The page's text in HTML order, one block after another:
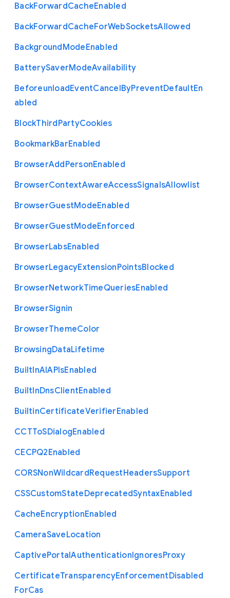
BackForwardCacheEnabled
BackForwardCacheForWebSocketsAllowed
BackgroundModeEnabled
BatterySaverModeAvailability
BeforeunloadEventCancelByPreventDefaultEn
abled
BlockThirdPartyCookies
BookmarkBarEnabled
BrowserAddPersonEnabled
BrowserContextAwareAccessSignalsAllowlist
BrowserGuestModeEnabled
BrowserGuestModeEnforced
BrowserLabsEnabled
BrowserLegacyExtensionPointsBlocked
BrowserNetworkTimeQueriesEnabled
BrowserSignin
BrowserThemeColor
BrowsingDataLifetime
BuiltInAIAPIsEnabled
BuiltInDnsClientEnabled
BuiltinCertificateVerifierEnabled
CCTToSDialogEnabled
CECPQ2Enabled
CORSNonWildcardRequestHeadersSupport
CSSCustomStateDeprecatedSyntaxEnabled
CacheEncryptionEnabled
CameraSaveLocation
CaptivePortalAuthenticationIgnoresProxy
CertificateTransparencyEnforcementDisabled
ForCas